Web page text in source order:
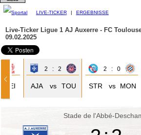
LIVE-TICKER | ERGEBNISSE
Live-Ticker Ligue 1 AJ Auxerre - FC
09.02.2025
REI
2 : 2
AJA vs TOU
2 : 0
STR vs MON
Stade de l'Abbé-